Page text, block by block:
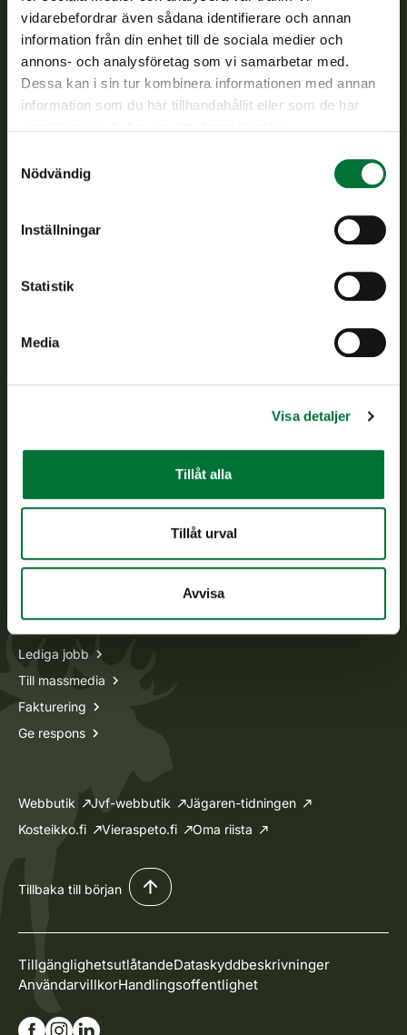
vidarebefordrar även sådana identifierare och annan
information från din enhet till de sociala medier och
annons- och analysföretag som vi samarbetar med.
Dessa kan i sin tur kombinera informationen med annan
information som du har tillhandahållit eller som de har
Nödvändig
Inställningar
Statistik
Media
Visa detaljer
Tillåt alla
Tillåt urval
Avvisa
Finlands viltcentral
Finlands viltcentral främjar en hållbar vilthushållning, stöder
Vardagar kl. 9–15
asiakaspalvelu@riista.fi
Oma riista -tjänsten
Ansökan om licenser och dispenser
Information om oss
Lediga jobb
Till massmedia
Fakturering
Ge respons
Webbutik Jvf-webbutik
Jägaren-tidningen
Kosteikko.fi
Vieraspeto.fi Oma riista
Tillbaka till början
TillgänglighetsutlåtandeDataskyddbeskrivninger
AnvändarvillkorHandlingsoffentlighet